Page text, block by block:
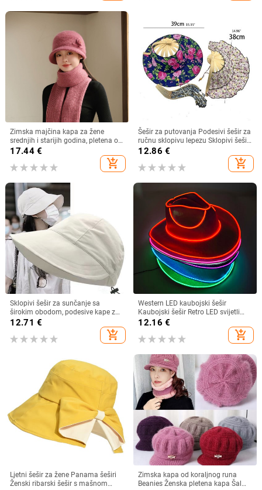
Zimska majčina kapa za žene
srednjih i starijih godina, pletena od
zečjeg krzna, otporna na hladnoću,
topla, vunena kapa plus baršunasta
kapa za umivaonik
17.44€
add_shopping_cart
Šešir za putovanja Podesivi šešir za
ručnu sklopivu lepezu Sklopivi šešir
od bambusa i lepeza Ljetna plaža
12.86 €
add_shopping_cart
Sklopivi šešir za sunčanje sa
širokim obodom, podesive kape za
muškarce, žene, šeširi za plažu,
ljetni brzosušeći viziri, ribarska kapa
12.71 €
add_shopping_cart
Western LED kaubojski šešir
Kaubojski šešir Retro LED svijetli
obod Jazz cilindar Svjetleći
mladenkin šešir Cosplay kostim
Kaubojsko odijelo za žene
12.16 €
add_shopping_cart
Ljetni šešir za žene Panama šeširi
Ženski ribarski šešir s mašnom
Zimska kapa od koraljnog runa
Beanies Ženska pletena kapa Šal